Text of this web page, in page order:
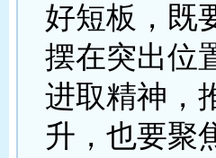
好短板，既
摆在突出位
进取精神，
升，也要聚